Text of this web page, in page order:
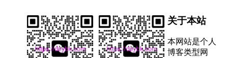
关于本站
本网站是个人
博客类型网